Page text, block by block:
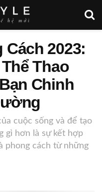
2023:
Thao
Chinh
cuộc sống và để tạo
gì hơn là sự kết hợp
phong cách từ những